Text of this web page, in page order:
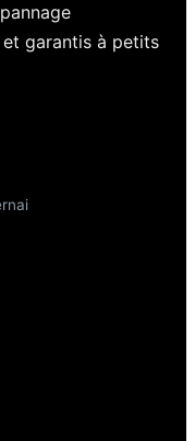
garantis à petits